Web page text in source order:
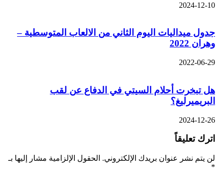
2024-12-10
جدول ميداليات اليوم الثاني من الالعاب المتوسطية –
وهران 2022
2022-06-29
هل تبخرت أحلام السيتي في الدفاع عن لقب
البريميرليغ؟
2024-12-26
اترك تعليقاً
لن يتم نشر عنوان بريدك الإلكتروني. الحقول الإلزامية مشار إليها بـ
*